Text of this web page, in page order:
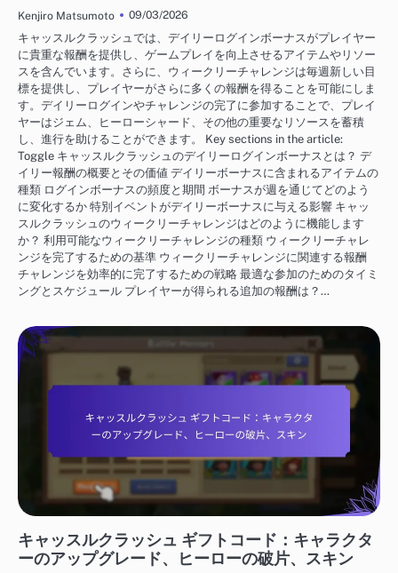
Kenjiro Matsumoto
09/03/2026
キャッスルクラッシュでは、デイリーログインボーナスがプレイヤー
に貴重な報酬を提供し、ゲームプレイを向上させるアイテムやリソー
スを含んでいます。さらに、ウィークリーチャレンジは毎週新しい目
標を提供し、プレイヤーがさらに多くの報酬を得ることを可能にしま
す。デイリーログインやチャレンジの完了に参加することで、プレイ
ヤーはジェム、ヒーローシャード、その他の重要なリソースを蓄積
し、進行を助けることができます。 Key sections in the article:
Toggle キャッスルクラッシュのデイリーログインボーナスとは？ デ
イリー報酬の概要とその価値 デイリーボーナスに含まれるアイテムの
種類 ログインボーナスの頻度と期間 ボーナスが週を通じてどのよう
に変化するか 特別イベントがデイリーボーナスに与える影響 キャッ
スルクラッシュのウィークリーチャレンジはどのように機能します
か？ 利用可能なウィークリーチャレンジの種類 ウィークリーチャレ
ンジを完了するための基準 ウィークリーチャレンジに関連する報酬
チャレンジを効率的に完了するための戦略 最適な参加のためのタイミ
ングとスケジュール プレイヤーが得られる追加の報酬は？…
キャッスルクラッシュ ギフトコード：キャラクタ
ーのアップグレード、ヒーローの破片、スキン